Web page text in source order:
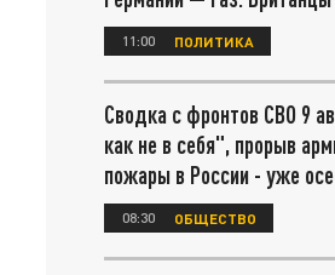
11:00 ПОЛИТИКА
Сводка с фронтов СВО 9
как не в себя", прорыв
пожары в России - уже
08:30 ОБЩЕСТВО